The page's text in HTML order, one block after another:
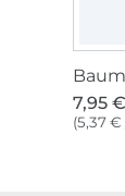
7,95
(5,37 €